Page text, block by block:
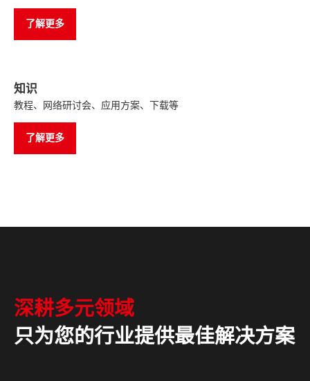
了解更多
知识
教程、网络研讨会、应用方案、下载等
了解更多
深耕多元领域
只为您的行业提供最佳解决方案